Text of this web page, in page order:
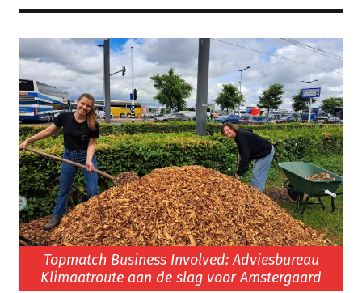
Topmatch Business Involved: Adviesbureau
Klimaatroute aan de slag voor Amstergaard